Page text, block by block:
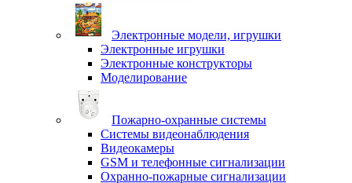
Электронные модели, игрушки
Электронные игрушки
Электронные конструкторы
Моделирование
Пожарно-охранные системы
Системы видеонаблюдения
Видеокамеры
GSM и телефонные сигнализации
Охранно-пожарные сигнализации